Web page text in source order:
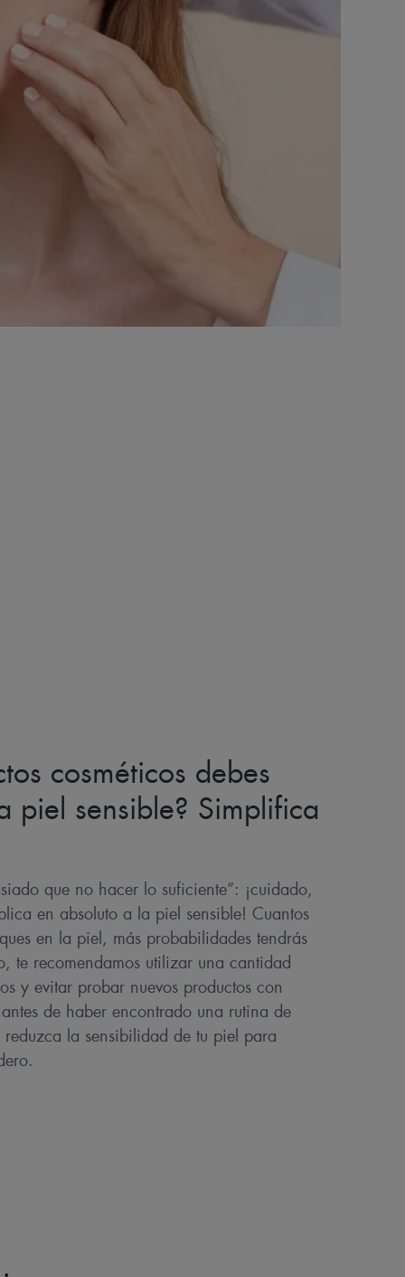
cosméticos debes
piel sensible? Simplifica
que no hacer lo suficiente”: ¡cuidado,
en absoluto a la piel sensible! Cuantos
en la piel, más probabilidades tendrás
te recomendamos utilizar una cantidad
y evitar probar nuevos productos con
de haber encontrado una rutina de
la sensibilidad de tu piel para